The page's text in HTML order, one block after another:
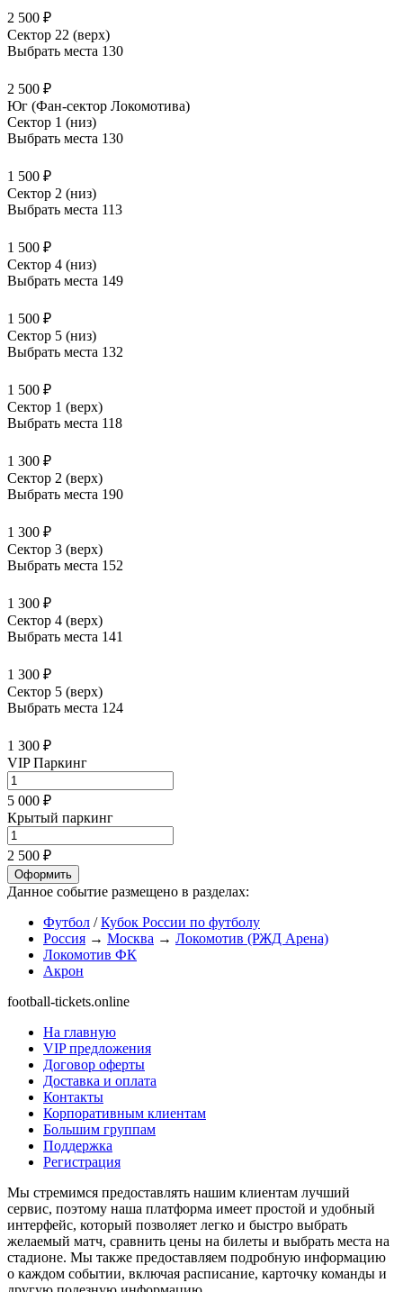
2 500 ₽
Сектор 22 (верх)
Выбрать места 130
2 500 ₽
Юг (Фан-сектор Локомотива)
Сектор 1 (низ)
Выбрать места 130
1 500 ₽
Сектор 2 (низ)
Выбрать места 113
1 500 ₽
Сектор 4 (низ)
Выбрать места 149
1 500 ₽
Сектор 5 (низ)
Выбрать места 132
1 500 ₽
Сектор 1 (верх)
Выбрать места 118
1 300 ₽
Сектор 2 (верх)
Выбрать места 190
1 300 ₽
Сектор 3 (верх)
Выбрать места 152
1 300 ₽
Сектор 4 (верх)
Выбрать места 141
1 300 ₽
Сектор 5 (верх)
Выбрать места 124
1 300 ₽
VIP Паркинг
5 000 ₽
Крытый паркинг
2 500 ₽
Оформить
Данное событие размещено в разделах:
Футбол /Кубок России по футболу
Россия → Москва → Локомотив (РЖД Арена)
Локомотив ФК
Акрон
football-tickets.online
На главную
VIP предложения
Договор оферты
Доставка и оплата
Контакты
Корпоративным клиентам
Большим группам
Поддержка
Регистрация
Мы стремимся предоставлять нашим клиентам лучший
сервис, поэтому наша платформа имеет простой и удобный
интерфейс, который позволяет легко и быстро выбрать
желаемый матч, сравнить цены на билеты и выбрать места на
стадионе. Мы также предоставляем подробную информацию
о каждом событии, включая расписание, карточку команды и